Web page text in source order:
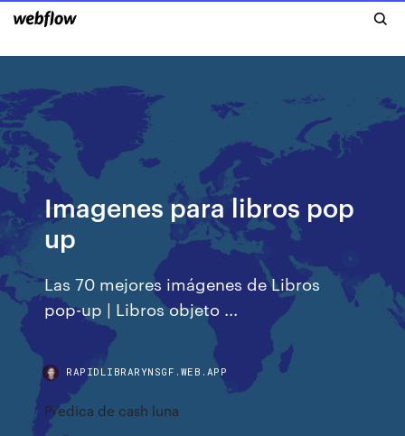
Imagenes para libros pop
up
Las 70 mejores imágenes de Libros
pop-up | Libros objeto ...
RAPIDLIBRARYNSGF.WEB.APP
Predica de cash luna